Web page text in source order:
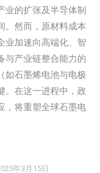
业的扩张及半导体制
。然而，原材料成本
业加速向高端化、智
与产业链整合能力的
如石墨烯电池与电极
。在这一进程中，政
，将重塑全球石墨电
年3月15日